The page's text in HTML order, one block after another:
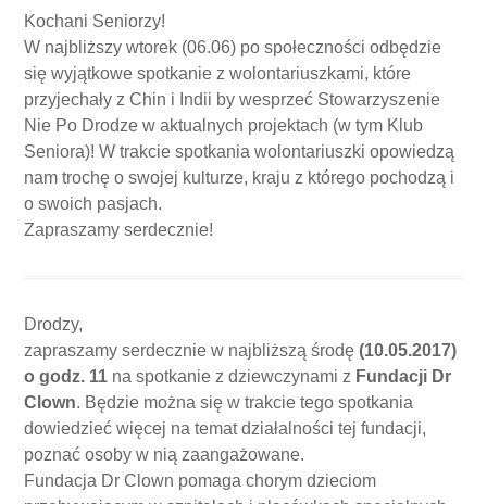
Kochani Seniorzy!
W najbliższy wtorek (06.06) po społeczności odbędzie
się wyjątkowe spotkanie z wolontariuszkami, które
przyjechały z Chin i Indii by wesprzeć Stowarzyszenie
Nie Po Drodze w aktualnych projektach (w tym Klub
Seniora)! W trakcie spotkania wolontariuszki opowiedzą
nam trochę o swojej kulturze, kraju z którego pochodzą i
o swoich pasjach.
Zapraszamy serdecznie!
Drodzy,
zapraszamy serdecznie w najbliższą środę (10.05.2017)
o godz. 11 na spotkanie z dziewczynami z Fundacji Dr
Clown. Będzie można się w trakcie tego spotkania
dowiedzieć więcej na temat działalności tej fundacji,
poznać osoby w nią zaangażowane.
Fundacja Dr Clown pomaga chorym dzieciom